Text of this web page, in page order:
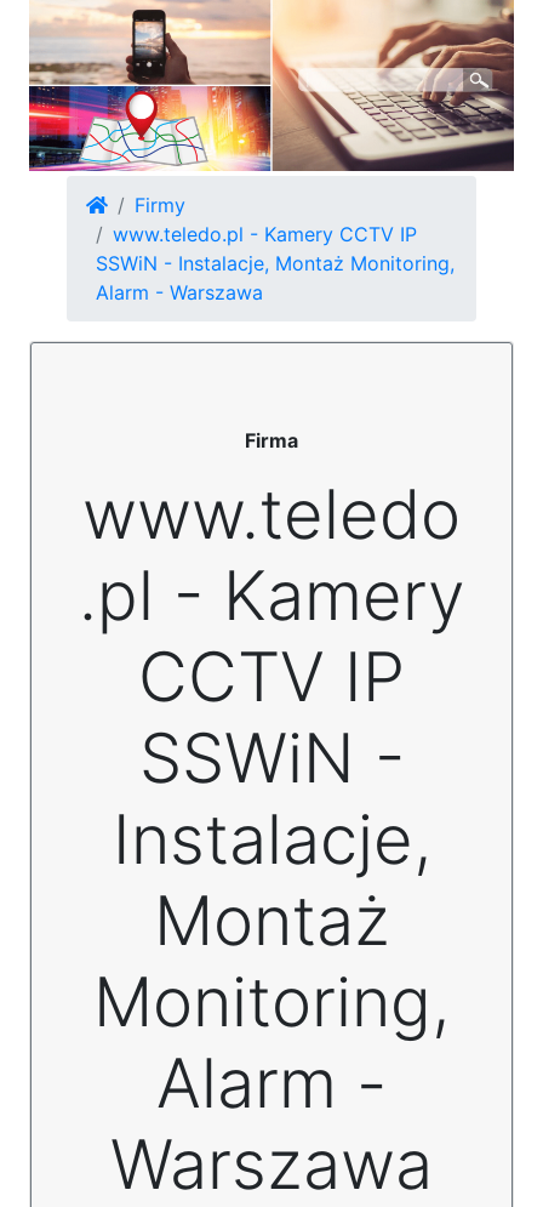
Firmy
www.teledo.pl - Kamery CCTV IP
SSWiN - Instalacje, Montaż Monitoring,
Alarm - Warszawa
Firma
www.teledo
.pl - Kamery
CCTV IP
SSWiN -
Instalacje,
Montaż
Monitoring,
Alarm -
Warszawa